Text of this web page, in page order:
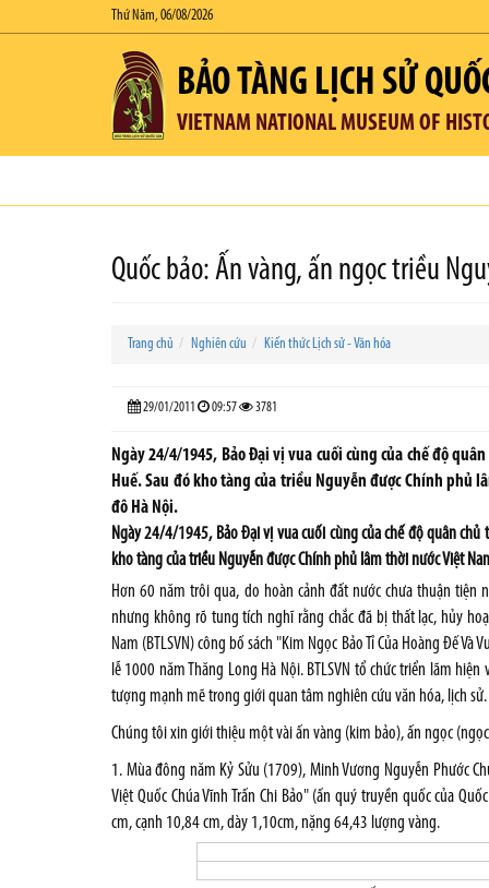
Thứ Năm, 06/08/2026
BẢO TÀNG LỊCH SỬ
VIETNAM NATIONAL MUSEUM OF
Quốc bảo: Ấn vàng, ấn ngọc triều
Trang chủ Nghiên cứu Kiến thức Lịch sử - Văn hóa
29/01/2011 09:57 3781
Ngày 24/4/1945, Bảo Đại vị vua cuối cùng của chế độ
Huế. Sau đó kho tàng của triều Nguyễn được Chính phủ
đô Hà Nội.
Ngày 24/4/1945, Bảo Đại vị vua cuối cùng của chế độ quân
kho tàng của triều Nguyễn được Chính phủ lâm thời nước Việt
Hơn 60 năm trôi qua, do hoàn cảnh đất nước chưa thuận
nhưng không rõ tung tích nghĩ rằng chắc đã bị thất lạc, hủy
Nam (BTLSVN) công bố sách "Kim Ngọc Bảo Tỉ Của Hoàng Đế
lễ 1000 năm Thăng Long Hà Nội. BTLSVN tổ chức triển lãm
tượng mạnh mẽ trong giới quan tâm nghiên cứu văn hóa, lịch sử.
Chúng tôi xin giới thiệu một vài ấn vàng (kim bảo), ấn ngọc
1. Mùa đông năm Kỷ Sửu (1709), Minh Vương Nguyễn Phước
Việt Quốc Chúa Vĩnh Trấn Chi Bảo" (ấn quý truyền quốc của
cm, cạnh 10,84 cm, dày 1,10cm, nặng 64,43 lượng vàng.